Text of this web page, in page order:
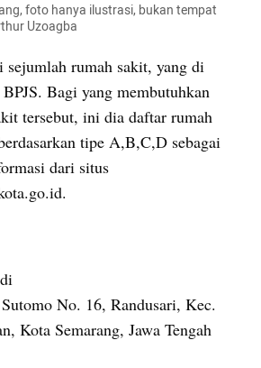
foto hanya ilustrasi, bukan tempat
Uzoagba
rumah sakit, yang di
Bagi yang membutuhkan
tersebut, ini dia daftar rumah
tipe A,B,C,D sebagai
dari situs
No. 16, Randusari, Kec.
Kota Semarang, Jawa Tengah